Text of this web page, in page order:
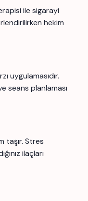
ile sigarayi
hekim
uygulamasıdır.
seans planlaması
taşır. Stres
ilaçları